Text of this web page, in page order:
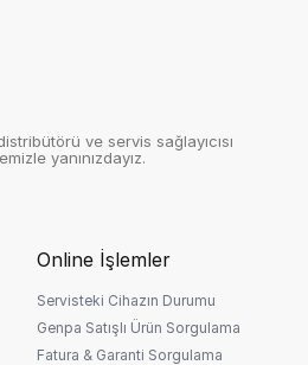
ve servis sağlayıcısı
yanınızdayız.
Online İşlemler
Servisteki Cihazın Durumu
Genpa Satışlı Ürün Sorgulama
Fatura & Garanti Sorgulama